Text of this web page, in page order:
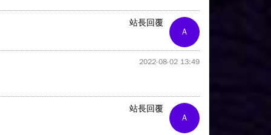
A
站長回覆
2022-08-02 13:49
A
站長回覆